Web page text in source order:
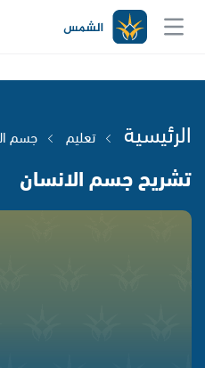
الرئيسية تعليم جسم
تشريح جسم الانسان